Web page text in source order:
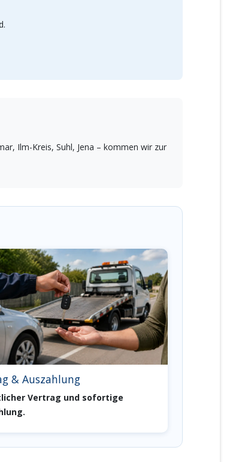
Ilm-Kreis, Suhl, Jena – kommen wir zur
& Auszahlung
Vertrag und sofortige